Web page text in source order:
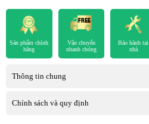
Sản phẩm chính
hãng
Vận chuyển
nhanh chóng
Bảo hành tại
nhà
Thông tin chung
Chính sách và quy định